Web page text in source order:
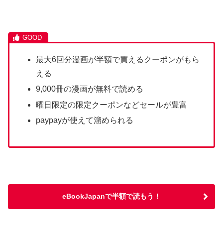
最大6回分漫画が半額で買えるクーポンがもら
える
9,000冊の漫画が無料で読める
曜日限定の限定クーポンなどセールが豊富
paypayが使えて溜められる
eBookJapanで半額で読もう！